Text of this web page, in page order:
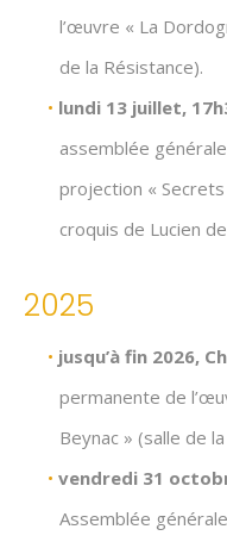
l’œuvre « La
de la Résistance).
lundi 13 juillet,
assemblée
projection «
croquis de Lucien
2025
jusqu’à fin 2026,
permanente de
Beynac » (salle de
vendredi 31
Assemblée